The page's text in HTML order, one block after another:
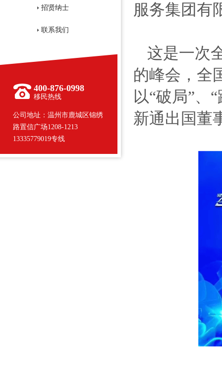
招贤纳士
联系我们
400-876-0998
移民热线
公司地址：温州市鹿城区锦绣
路置信广场1208-1213
13335779019专线
服务集团有
这是一次
的峰会，全
以“破局”、
新通出国董